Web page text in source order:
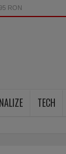
RON
TECH